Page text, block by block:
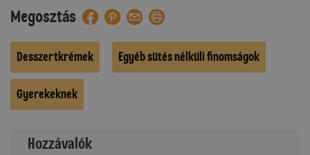
Megosztás
Desszertkrémek Egyéb sütés nélküli finomságok
Gyerekeknek
Hozzávalók